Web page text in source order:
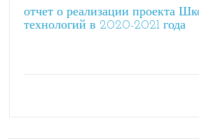
отчет о реализации проекта
технологий в 2020-2021 года